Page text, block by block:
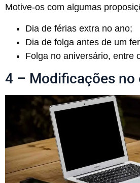
Motive-os com algumas
Dia de férias extra no ano;
Dia de folga antes de um
Folga no aniversário, entre
4 – Modificações no